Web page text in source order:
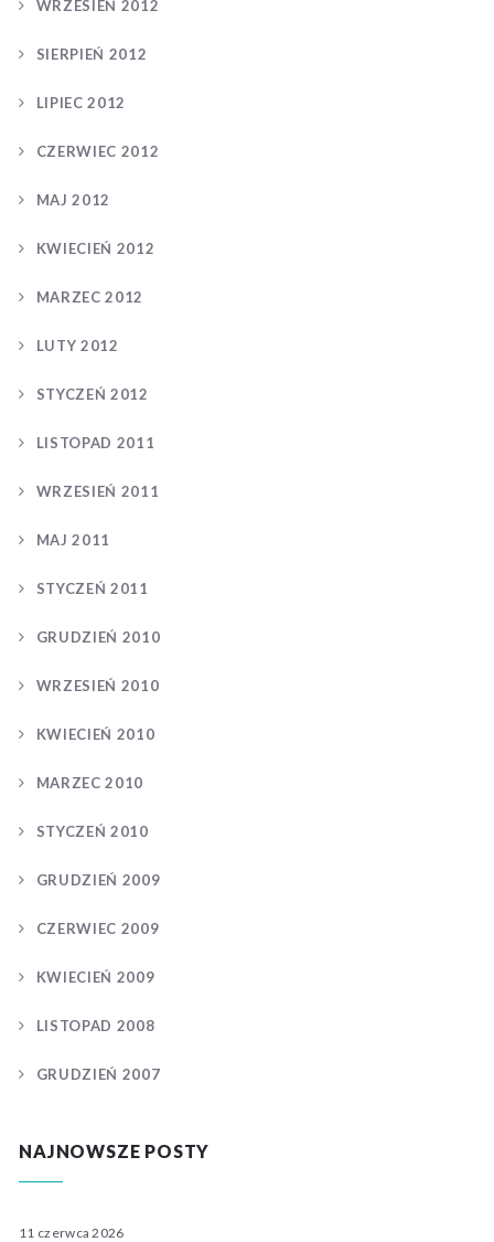
WRZESIEŃ 2012
SIERPIEŃ 2012
LIPIEC 2012
CZERWIEC 2012
MAJ 2012
KWIECIEŃ 2012
MARZEC 2012
LUTY 2012
STYCZEŃ 2012
LISTOPAD 2011
WRZESIEŃ 2011
MAJ 2011
STYCZEŃ 2011
GRUDZIEŃ 2010
WRZESIEŃ 2010
KWIECIEŃ 2010
MARZEC 2010
STYCZEŃ 2010
GRUDZIEŃ 2009
CZERWIEC 2009
KWIECIEŃ 2009
LISTOPAD 2008
GRUDZIEŃ 2007
NAJNOWSZE POSTY
11 czerwca 2026